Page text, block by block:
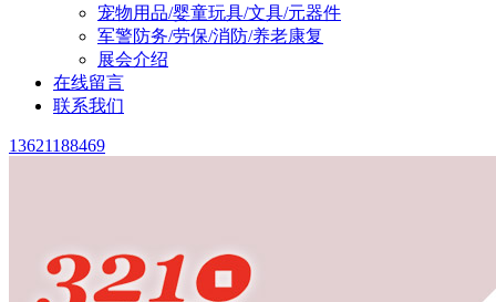
宠物用品/婴童玩具/文具/元器件
军警防务/劳保/消防/养老康复
展会介绍
在线留言
联系我们
13621188469